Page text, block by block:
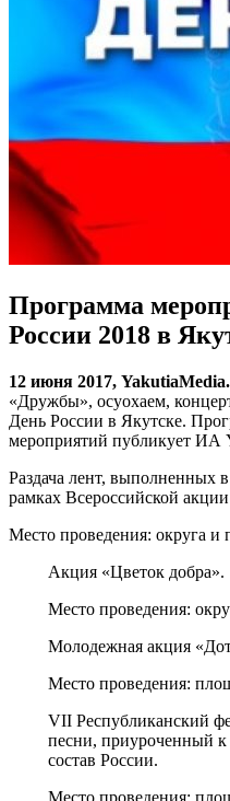
Программа
России 2018 в
12 июня 2017, YakutiaMedia.
«Дружбы», осуохаем,
День России в Якутске.
мероприятий публикует ИА
Раздача лент, выполненных
рамках Всероссийской
Место проведения: округа и
Акция «Цветок добра».
Место проведения:
Молодежная акция
Место проведения:
VII Республиканский
песни, приуроченный
состав России.
Место проведения: